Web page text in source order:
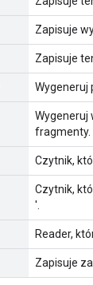
Zapisuje
Zapisuje
Wygeneruj
Wygeneruj
fragmenty.
Czytnik,
Czytnik,
'.
Reader,
Zapisuje